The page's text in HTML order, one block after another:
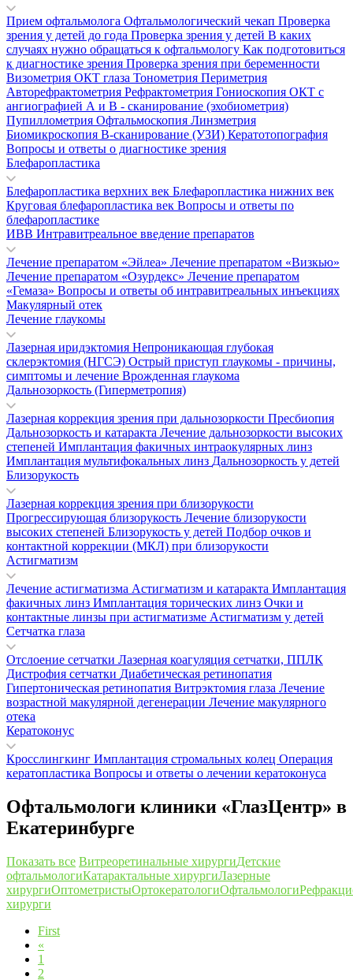
Прием офтальмолога Офтальмологический чекап Проверка
зрения у детей до года Проверка зрения у детей В каких
случаях нужно обращаться к офтальмологу Как подготовиться
к диагностике зрения Проверка зрения при беременности
Визометрия ОКТ глаза Тонометрия Периметрия
Авторефрактометрия Рефрактометрия Гониоскопия ОКТ с
ангиографией А и В - сканирование (эхобиометрия)
Пупиллометрия Офтальмоскопия Линзметрия
Биомикроскопия В-сканирование (УЗИ) Кератотопография
Вопросы и ответы о диагностике зрения
Блефаропластика
Блефаропластика верхних век Блефаропластика нижних век
Круговая блефаропластика век Вопросы и ответы по
блефаропластике
ИВВ Интравитреальное введение препаратов
Лечение препаратом «Эйлеа» Лечение препаратом «Визкью»
Лечение препаратом «Озурдекс» Лечение препаратом
«Гемаза» Вопросы и ответы об интравитреальных инъекциях
Макулярный отек
Лечение глаукомы
Лазерная иридэктомия Непроникающая глубокая
склерэктомия (НГСЭ) Острый приступ глаукомы - причины,
симптомы и лечение Врожденная глаукома
Дальнозоркость (Гиперметропия)
Лазерная коррекция зрения при дальнозоркости Пресбиопия
Дальнозоркость и катаракта Лечение дальнозоркости высоких
степеней Имплантация факичных интраокулярных линз
Имплантация мультифокальных линз Дальнозоркость у детей
Близорукость
Лазерная коррекция зрения при близорукости
Прогрессирующая близорукость Лечение близорукости
высоких степеней Близорукость у детей Подбор очков и
контактной коррекции (МКЛ) при близорукости
Астигматизм
Лечение астигматизма Астигматизм и катаракта Имплантация
факичных линз Имплантация торических линз Очки и
контактные линзы при астигматизме Астигматизм у детей
Сетчатка глаза
Отслоение сетчатки Лазерная коагуляция сетчатки, ППЛК
Дистрофия сетчатки Диабетическая ретинопатия
Гипертоническая ретинопатия Витрэктомия глаза Лечение
возрастной макулярной дегенерации Лечение макулярного
отека
Кератоконус
Кросслингкинг Имплантация стромальных колец Операция
кератопластика Вопросы и ответы о лечении кератоконуса
Офтальмологи клиники «ГлазЦентр» в
Екатеринбурге
Показать все Витреоретинальные хирургиДетские
офтальмологиКатарактальные хирургиЛазерные
хирургиОптометристыОртокератологиОфтальмологи
хирурги
First
«
1
2